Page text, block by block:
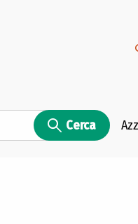
Cerca